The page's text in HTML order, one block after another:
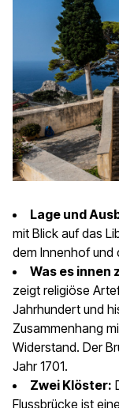
Lage und
mit Blick auf das
dem Innenhof und
Was es innen
zeigt religiöse
Jahrhundert und
Zusammenhang
Widerstand. Der
Jahr 1701.
Zwei Klöster:
Flussbrücke ist